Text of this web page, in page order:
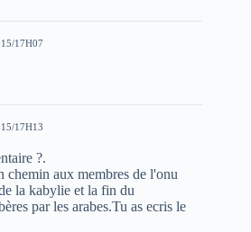
17H07
17H13
?.
chemin aux membres de l'onu
la kabylie et la fin du
par les arabes.Tu as ecris le